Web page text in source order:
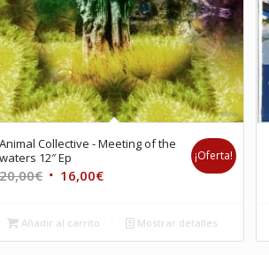
Animal Collective ‎- Meeting of the
waters 12″ Ep
20,00€ El
original
era:
16,00€El
actual
es:
¡Oferta!
Añadir al carrito Mostrar detalles